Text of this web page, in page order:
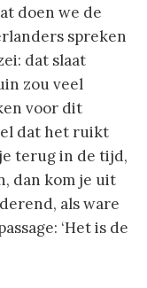
doen we de
spreken
dat slaat
zou veel
voor dit
dat het ruikt
terug in de tijd,
dan kom je uit
als ware
‘Het is de